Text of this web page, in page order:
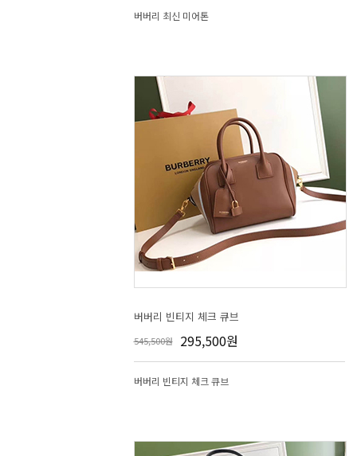
버버리 최신 미어톤
버버리 빈티지 체크 큐브
545,500원 295,500원
버버리 빈티지 체크 큐브